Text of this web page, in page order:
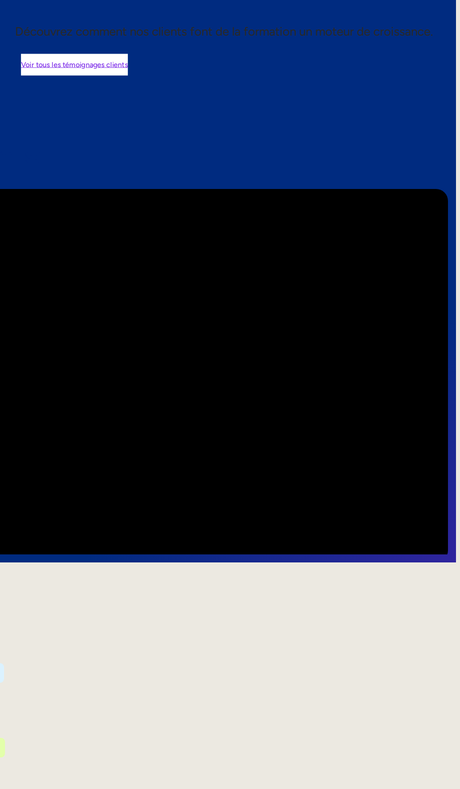
Découvrez comment nos clients font de la formation un moteur de croissance.
Voir tous les témoignages clients